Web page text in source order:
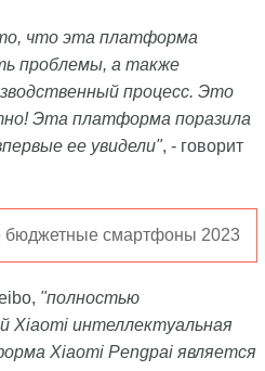
что эта платформа
проблемы, а также
процесс. Это
Эта платформа поразила
ее увидели", - говорит
бюджетные смартфоны 2023
"полностью
Xiaomi интеллектуальная
Xiaomi Pengpai является